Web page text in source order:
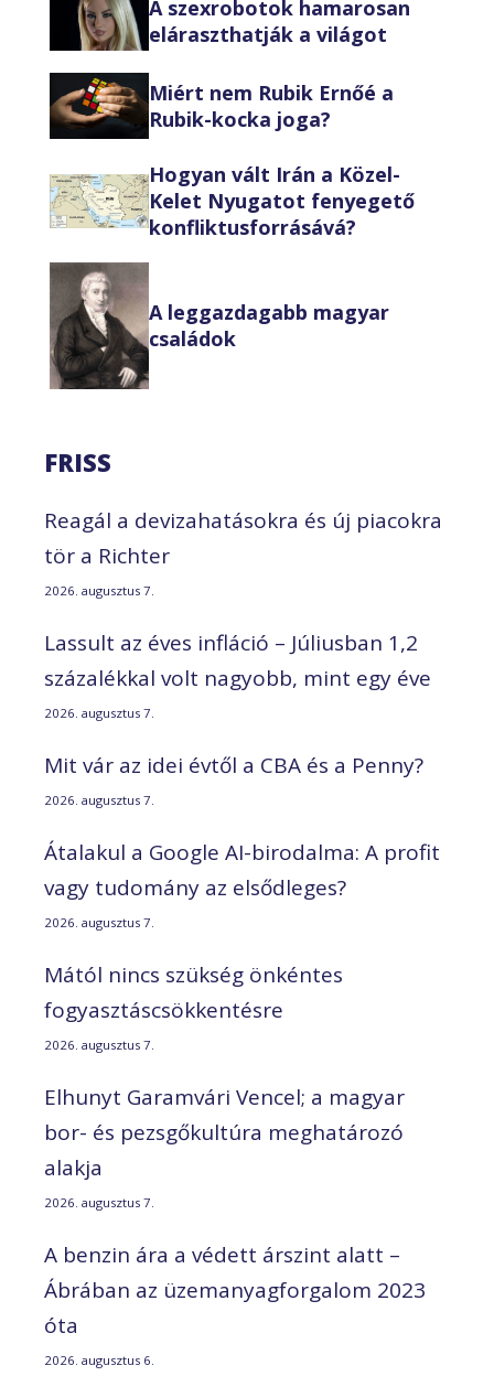
A szexrobotok hamarosan
eláraszthatják a világot
Miért nem Rubik Ernőé a
Rubik-kocka joga?
Hogyan vált Irán a Közel-
Kelet Nyugatot fenyegető
konfliktusforrásává?
A leggazdagabb magyar
családok
FRISS
Reagál a devizahatásokra és új piacokra
tör a Richter
2026. augusztus 7.
Lassult az éves infláció – Júliusban 1,2
százalékkal volt nagyobb, mint egy éve
2026. augusztus 7.
Mit vár az idei évtől a CBA és a Penny?
2026. augusztus 7.
Átalakul a Google AI-birodalma: A profit
vagy tudomány az elsődleges?
2026. augusztus 7.
Mától nincs szükség önkéntes
fogyasztáscsökkentésre
2026. augusztus 7.
Elhunyt Garamvári Vencel; a magyar
bor- és pezsgőkultúra meghatározó
alakja
2026. augusztus 7.
A benzin ára a védett árszint alatt –
Ábrában az üzemanyagforgalom 2023
óta
2026. augusztus 6.